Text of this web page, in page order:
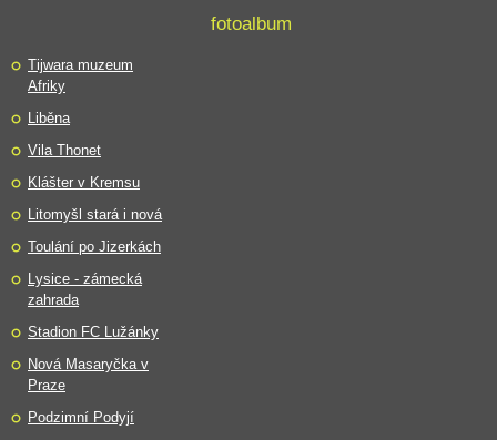
fotoalbum
Tijwara muzeum
Afriky
Liběna
Vila Thonet
Klášter v Kremsu
Litomyšl stará i nová
Toulání po Jizerkách
Lysice - zámecká
zahrada
Stadion FC Lužánky
Nová Masaryčka v
Praze
Podzimní Podyjí